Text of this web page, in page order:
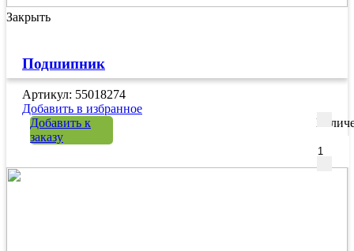
Закрыть
Подшипник
Артикул: 55018274
Добавить в избранное
Добавить к
заказу